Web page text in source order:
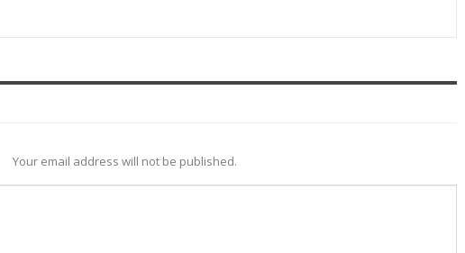
Your email address will not be published.